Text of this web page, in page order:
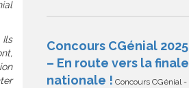
Ils
Concours CGénial 2025
– En route vers la finale
nationale ! Concours CGénial -